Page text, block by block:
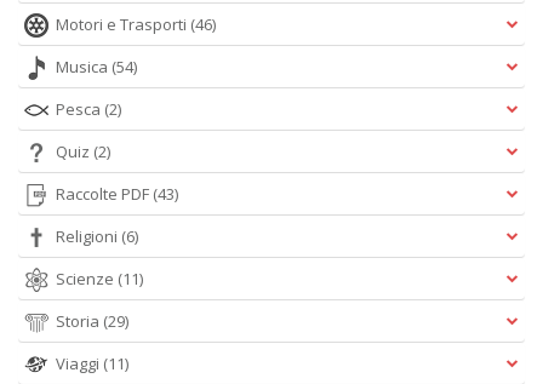
Motori e Trasporti (46)
Musica (54)
Pesca (2)
Quiz (2)
Raccolte PDF (43)
Religioni (6)
Scienze (11)
Storia (29)
Viaggi (11)